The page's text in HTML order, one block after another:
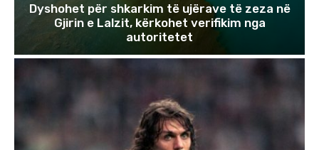
Dyshohet për shkarkim të ujërave të zeza në
Gjirin e Lalzit, kërkohet verifikim nga
autoritetet